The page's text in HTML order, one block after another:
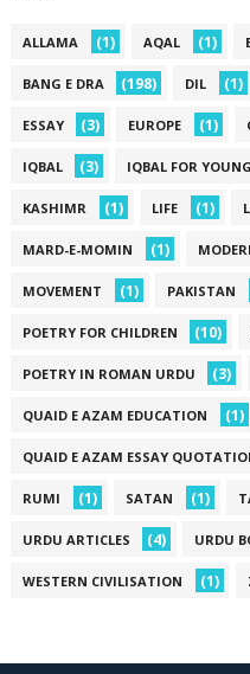
ALLAMA (1) AQAL (1)
BANG E DRA (198) DIL (1)
ESSAY (3) EUROPE (1)
IQBAL (3) IQBAL FOR
KASHIMR (1) LIFE (1)
MARD-E-MOMIN (1)
MOVEMENT (1) PAKISTAN
POETRY FOR CHILDREN (10)
POETRY IN ROMAN URDU (3)
QUAID E AZAM EDUCATION (1)
QUAID E AZAM ESSAY
RUMI (1) SATAN (1)
URDU ARTICLES (4) URDU
WESTERN CIVILISATION (1)